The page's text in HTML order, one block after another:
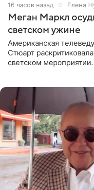
16 часов назад Елена
Меган Маркл
светском ужине
Американская
Стюарт
светском